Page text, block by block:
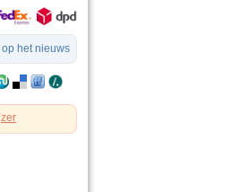
het nieuws